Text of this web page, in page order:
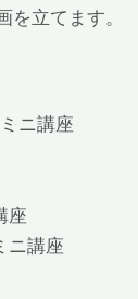
を立てます。
ニ講座
座
ニ講座